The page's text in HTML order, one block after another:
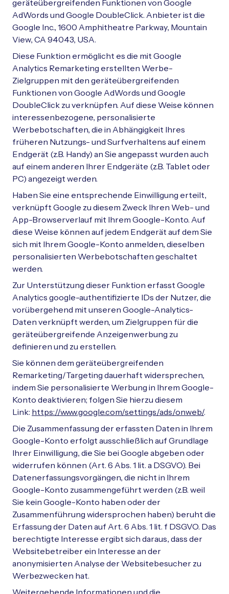
geräteübergreifenden Funktionen von Google
AdWords und Google DoubleClick. Anbieter ist die
Google Inc., 1600 Amphitheatre Parkway, Mountain
View, CA 94043, USA.
Diese Funktion ermöglicht es die mit Google
Analytics Remarketing erstellten Werbe-
Zielgruppen mit den geräteübergreifenden
Funktionen von Google AdWords und Google
DoubleClick zu verknüpfen. Auf diese Weise können
interessenbezogene, personalisierte
Werbebotschaften, die in Abhängigkeit Ihres
früheren Nutzungs- und Surfverhaltens auf einem
Endgerät (z.B. Handy) an Sie angepasst wurden auch
auf einem anderen Ihrer Endgeräte (z.B. Tablet oder
PC) angezeigt werden.
Haben Sie eine entsprechende Einwilligung erteilt,
verknüpft Google zu diesem Zweck Ihren Web- und
App-Browserverlauf mit Ihrem Google-Konto. Auf
diese Weise können auf jedem Endgerät auf dem Sie
sich mit Ihrem Google-Konto anmelden, dieselben
personalisierten Werbebotschaften geschaltet
werden.
Zur Unterstützung dieser Funktion erfasst Google
Analytics google-authentifizierte IDs der Nutzer, die
vorübergehend mit unseren Google-Analytics-
Daten verknüpft werden, um Zielgruppen für die
geräteübergreifende Anzeigenwerbung zu
definieren und zu erstellen.
Sie können dem geräteübergreifenden
Remarketing/Targeting dauerhaft widersprechen,
indem Sie personalisierte Werbung in Ihrem Google-
Konto deaktivieren; folgen Sie hierzu diesem
Link: https://www.google.com/settings/ads/onweb/.
Die Zusammenfassung der erfassten Daten in Ihrem
Google-Konto erfolgt ausschließlich auf Grundlage
Ihrer Einwilligung, die Sie bei Google abgeben oder
widerrufen können (Art. 6 Abs. 1 lit. a DSGVO). Bei
Datenerfassungsvorgängen, die nicht in Ihrem
Google-Konto zusammengeführt werden (z.B. weil
Sie kein Google-Konto haben oder der
Zusammenführung widersprochen haben) beruht die
Erfassung der Daten auf Art. 6 Abs. 1 lit. f DSGVO. Das
berechtigte Interesse ergibt sich daraus, dass der
Websitebetreiber ein Interesse an der
anonymisierten Analyse der Websitebesucher zu
Werbezwecken hat.
Weitergehende Informationen und die